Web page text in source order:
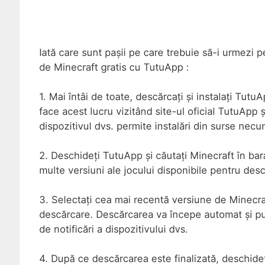
Iată care sunt pașii pe care trebuie să-i urmezi
de Minecraft gratis cu TutuApp :
1. Mai întâi de toate, descărcați și instalați
face acest lucru vizitând site-ul oficial TutuApp
dispozitivul dvs. permite instalări din surse
2. Deschideți TutuApp și căutați Minecraft în
multe versiuni ale jocului disponibile pentru
3. Selectați cea mai recentă versiune de
descărcare. Descărcarea va începe automat și
de notificări a dispozitivului dvs.
4. După ce descărcarea este finalizată,